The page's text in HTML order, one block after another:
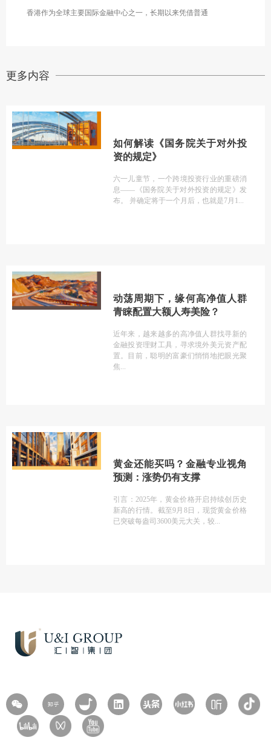
香港作为全球主要国际金融中心之一，长期以来凭借普通
更多内容
如何解读《国务院关于对外投
资的规定》
六一儿童节，一个跨境投资行业的重磅消
息——《国务院关于对外投资的规定》发
布。 并确定将于一个月后，也就是7月1
动荡周期下，缘何高净值人群
青睐配置大额人寿美险？
近年来，越来越多的高净值人群找寻新的
金融投资理财工具，寻求境外美元资产配
置。目前，聪明的富豪们悄悄地把眼光聚
焦
黄金还能买吗？金融专业视角
预测：涨势仍有支撑
引言：2025年，黄金价格开启持续创历史
新高的行情。截至9月8日，现货黄金价格
已突破每盎司3600美元大关，较